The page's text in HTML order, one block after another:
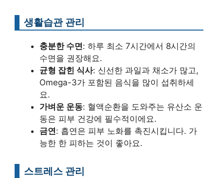
생활습관 관리
충분한 수면: 하루 최소 7시간에서 8시간의
수면을 권장해요.
균형 잡힌 식사: 신선한 과일과 채소가 많고,
Omega-3가 포함된 음식을 많이 섭취하세
요.
가벼운 운동: 혈액순환을 도와주는 유산소 운
동은 피부 건강에 필수적이에요.
금연: 흡연은 피부 노화를 촉진시킵니다. 가
능한 한 피하는 것이 좋아요.
스트레스 관리